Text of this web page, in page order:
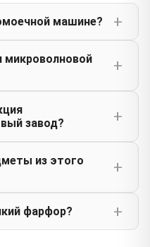
машине?
микроволновой
завод?
из этого
фарфор?